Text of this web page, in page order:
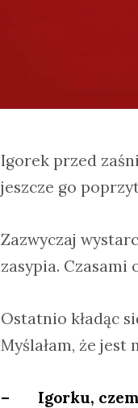
Igorek przed
jeszcze go
Zazwyczaj
zasypia. Czasami
Ostatnio kładąc
Myślałam, że jest
– Igorku,